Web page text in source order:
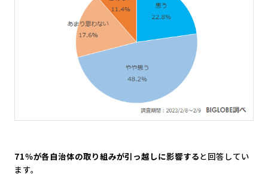
71％が各自治体の取り組みが引っ越しに影響すると回答してい
ま す。